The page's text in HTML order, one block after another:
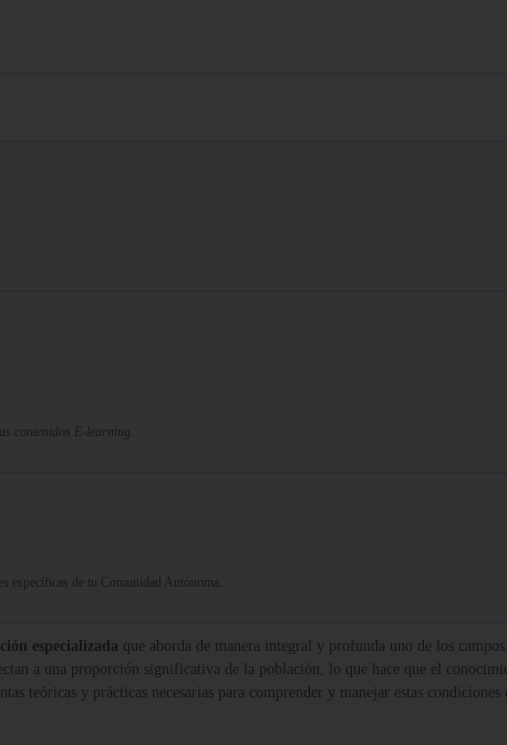
contenidos E-learning.
específicas de tu Comunidad Autónoma.
especializada que aborda de manera integral y profunda uno de los
a una proporción significativa de la población, lo que hace que el
teóricas y prácticas necesarias para comprender y manejar estas